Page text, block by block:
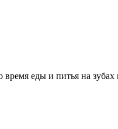
еды и питья на зубах